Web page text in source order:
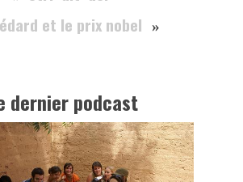
et le prix nobel
»
dernier podcast